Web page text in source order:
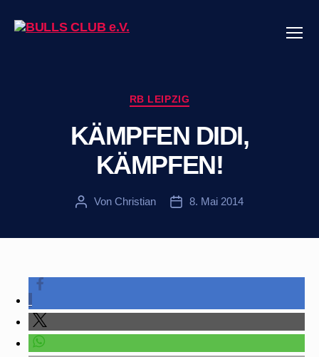
Kategorien
RB LEIPZIG
KÄMPFEN DIDI,
KÄMPFEN!
Beitragsautor
Von Christian Veröffentlichungsdatum
8. Mai 2014